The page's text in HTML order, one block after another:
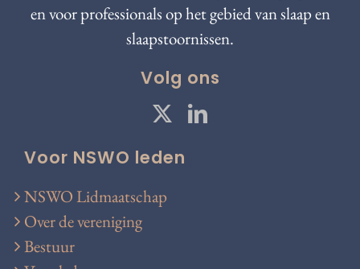
en voor professionals op het gebied van slaap en
slaapstoornissen.
Volg ons
Voor NSWO leden
NSWO Lidmaatschap
Over de vereniging
Bestuur